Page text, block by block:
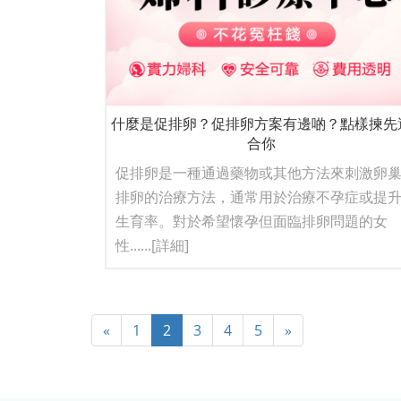
什麼是促排卵？促排卵方案有邊啲？點樣揀先
合你
促排卵是一種通過藥物或其他方法來刺激卵巢
排卵的治療方法，通常用於治療不孕症或提升
生育率。對於希望懷孕但面臨排卵問題的女
性......[詳細]
« 1 2 3 4 5 »